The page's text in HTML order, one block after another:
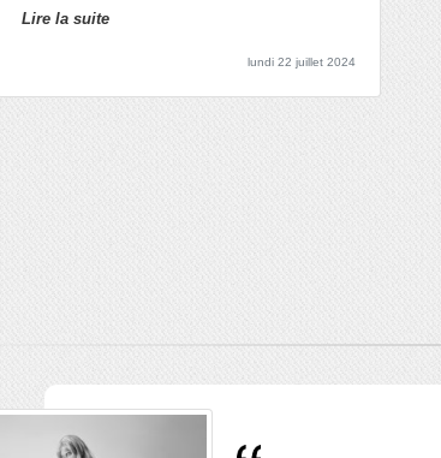
Lire la suite
lundi 22 juillet 2024